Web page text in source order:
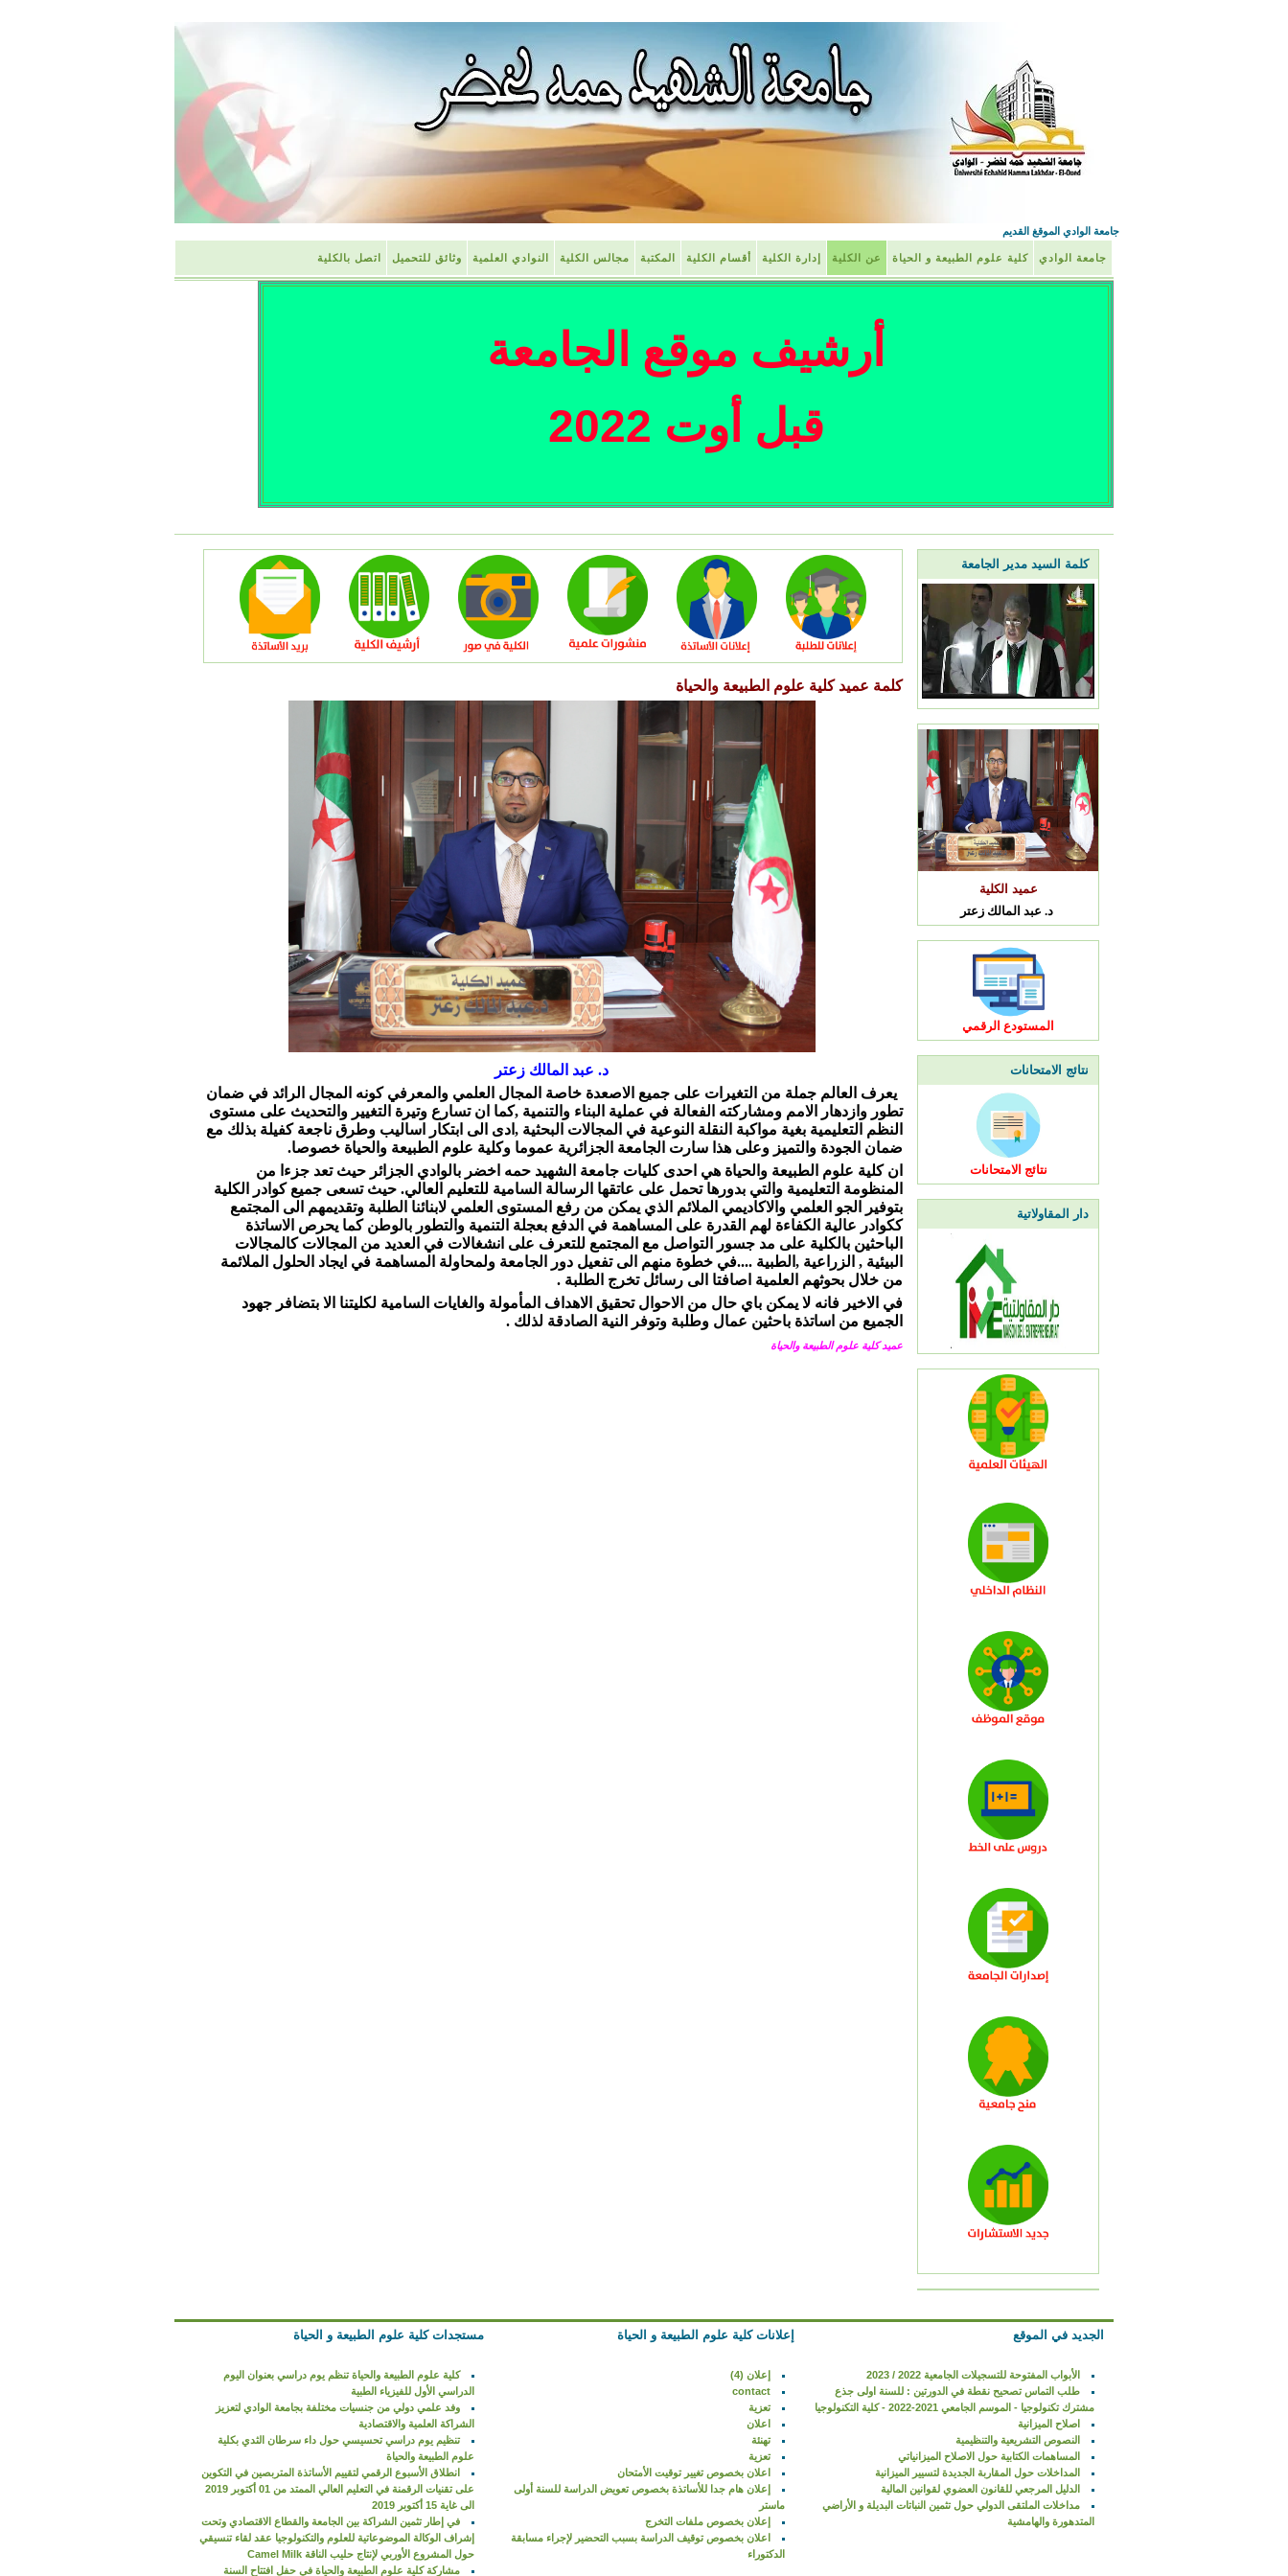
جامعة الوادي الموقغ القديم
جامعة الوادي كلية علوم الطبيعة و الحياة عن الكلية إدارة الكلية أقسام الكلية المكتبة مجالس الكلية النوادي العلمية وثائق للتحميل اتصل بالكلية
أرشيف موقع الجامعة
قبل أوت 2022
كلمة السيد مدير الجامعة
عميد الكلية
د. عبد المالك زعتر
المستودع الرقمي
نتائج الامتحانات
نتائج الامتحانات
دار المقاولاتية
كلمة عميد كلية علوم الطبيعة والحياة
د. عبد المالك زعتر
يعرف العالم جملة من التغيرات على جميع الاصعدة خاصة المجال العلمي والمعرفي كونه المجال الرائد في ضمان
تطور وازدهار الامم ومشاركته الفعالة في عملية البناء والتنمية ,كما ان تسارع وتيرة التغيير والتحديث على مستوى
النظم التعليمية بغية مواكبة النقلة النوعية في المجالات البحثية ,ادى الى ابتكار اساليب وطرق ناجعة كفيلة بذلك مع
ضمان الجودة والتميز وعلى هذا سارت الجامعة الجزائرية عموما وكلية علوم الطبيعة والحياة خصوصا.
ان كلية علوم الطبيعة والحياة هي احدى كليات جامعة الشهيد حمه اخضر بالوادي الجزائر حيث تعد جزءا من
المنظومة التعليمية والتي بدورها تحمل على عاتقها الرسالة السامية للتعليم العالي. حيث تسعى جميع كوادر الكلية
بتوفير الجو العلمي والاكاديمي الملائم الذي يمكن من رفع المستوى العلمي لابنائنا الطلبة وتقديمهم الى المجتمع
ككوادر عالية الكفاءة لهم القدرة على المساهمة في الدفع بعجلة التنمية والتطور بالوطن كما يحرص الاساتذة
الباحثين بالكلية على مد جسور التواصل مع المجتمع للتعرف على انشغالات في العديد من المجالات كالمجالات
البيئية , الزراعية ,الطبية ....في خطوة منهم الى تفعيل دور الجامعة ولمحاولة المساهمة في ايجاد الحلول الملائمة
من خلال بحوثهم العلمية اصافتا الى رسائل تخرج الطلبة .
في الاخير فانه لا يمكن باي حال من الاحوال تحقيق الاهداف المأمولة والغايات السامية لكليتنا الا بتضافر جهود
الجميع من اساتذة باحثين عمال وطلبة وتوفر النية الصادقة لذلك .
عميد كلية علوم الطبيعة والحياة
الجديد في الموقع
الأبواب المفتوحة للتسجيلات الجامعية 2022 / 2023
طلب التماس تصحيح نقطة في الدورتين : للسنة اولى جذع
مشترك تكنولوجيا - الموسم الجامعي 2021-2022 - كلية التكنولوجيا
اصلاح الميزانية
النصوص التشريعية والتنظيمية
المساهمات الكتابية حول الاصلاح الميزانياتي
المداخلات حول المقاربة الجديدة لتسيير الميزانية
الدليل المرجعي للقانون العضوي لقوانين المالية
مداخلات الملتقى الدولي حول تثمين النباتات البديلة و الأراضي
المتدهورة والهامشية
إعلانات كلية علوم الطبيعة و الحياة
إعلان (4)
contact
تعزية
اعلان
تهنئة
تعزية
اعلان بخصوص تغيير توقيت الأمتحان
إعلان هام جدا للأساتذة بخصوص تعويض الدراسة للسنة أولى
ماستر
إعلان بخصوص ملفات التخرج
اعلان بخصوص توقيف الدراسة بسبب التحضير لإجراء مسابقة
الدكتوراء
مستجدات كلية علوم الطبيعة و الحياة
كلية علوم الطبيعة والحياة تنظم يوم دراسي بعنوان اليوم
الدراسي الأول للفيزياء الطبية
وفد علمي دولي من جنسيات مختلفة بجامعة الوادي لتعزيز
الشراكة العلمية والاقتصادية
تنظيم يوم دراسي تحسيسي حول داء سرطان الثدي بكلية
علوم الطبيعة والحياة
انطلاق الأسبوع الرقمي لتقييم الأساتذة المتربصين في التكوين
على تقنيات الرقمنة في التعليم العالي الممتد من 01 أكتوبر 2019
الى غاية 15 أكتوبر 2019
في إطار تثمين الشراكة بين الجامعة والقطاع الاقتصادي وتحت
إشراف الوكالة الموضوعاتية للعلوم والتكنولوجيا عقد لقاء تنسيقي
حول المشروع الأوربي لإنتاج حليب الناقة Camel Milk
مشاركة كلية علوم الطبيعة والحياة في حفل افتتاح السنة